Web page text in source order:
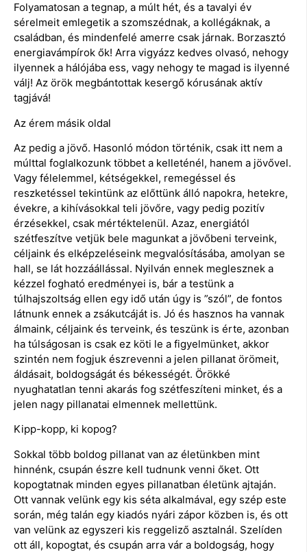
Folyamatosan a tegnap, a múlt hét, és a tavalyi év
sérelmeit emlegetik a szomszédnak, a kollégáknak, a
családban, és mindenfelé amerre csak járnak. Borzasztó
energiavámpírok ők! Arra vigyázz kedves olvasó, nehogy
ilyennek a hálójába ess, vagy nehogy te magad is ilyenné
válj! Az örök megbántottak kesergő kórusának aktív
tagjává!
Az érem másik oldal
Az pedig a jövő. Hasonló módon történik, csak itt nem a
múlttal foglalkozunk többet a kelleténél, hanem a jövővel.
Vagy félelemmel, kétségekkel, remegéssel és
reszketéssel tekintünk az előttünk álló napokra, hetekre,
évekre, a kihívásokkal teli jövőre, vagy pedig pozitív
érzésekkel, csak mértéktelenül. Azaz, energiától
szétfeszítve vetjük bele magunkat a jövőbeni terveink,
céljaink és elképzeléseink megvalósításába, amolyan se
hall, se lát hozzáállással. Nyilván ennek meglesznek a
kézzel fogható eredményei is, bár a testünk a
túlhajszoltság ellen egy idő után úgy is ”szól”, de fontos
látnunk ennek a zsákutcáját is. Jó és hasznos ha vannak
álmaink, céljaink és terveink, és teszünk is érte, azonban
ha túlságosan is csak ez köti le a figyelmünket, akkor
szintén nem fogjuk észrevenni a jelen pillanat örömeit,
áldásait, boldogságát és békességét. Örökké
nyughatatlan tenni akarás fog szétfeszíteni minket, és a
jelen nagy pillanatai elmennek mellettünk.
Kipp-kopp, ki kopog?
Sokkal több boldog pillanat van az életünkben mint
hinnénk, csupán észre kell tudnunk venni őket. Ott
kopogtatnak minden egyes pillanatban életünk ajtaján.
Ott vannak velünk egy kis séta alkalmával, egy szép este
során, még talán egy kiadós nyári zápor közben is, és ott
van velünk az egyszeri kis reggeliző asztalnál. Szelíden
ott áll, kopogtat, és csupán arra vár a boldogság, hogy